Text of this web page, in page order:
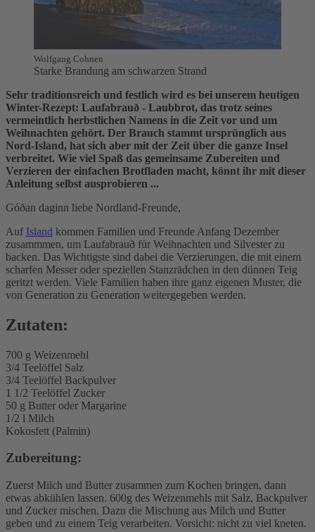
Wolfgang Cohnen
Starke Brandung am schwarzen Strand
Sehr traditionsreich und festlich wird es bei unserem heutigen
Winter-Rezept: Laufabrauð - Laubbrot, das trotz seines
vermeintlich herbstlichen Namens in die Zeit vor und um
Weihnachten gehört. Der Brauch stammt ursprünglich aus
Nord-Island, hat sich aber mit der Zeit über die ganze Insel
verbreitet. Wie viel Spaß das gemeinsame Zubereiten und
Verzieren der einfachen Brotfladen macht, könnt ihr mit dieser
Anleitung selbst ausprobieren ...
Góðan daginn liebe Nordland-Freunde,
Auf Island kommen Familien und Freunde Anfang Dezember
zusammmen, um Laufabrauð für Weihnachten und Silvester zu
backen. Das Wichtigste sind dabei die Verzierungen, die mit einem
scharfen Messer oder speziellen Stanzrädchen in den dünnen Teig
geritzt werden. Viele Familien haben ihre ganz eigenen Muster, die
von Generation zu Generation weitergegeben werden.
Zutaten:
700 g Weizenmehl
3/4 Teelöffel Salz
3/4 Teelöffel Backpulver
1 1/2 Teelöffel Zucker
50 g Butter oder Margarine
1/2 l Milch
Kokosfett (Palmin)
Zubereitung:
Zuerst Milch und Butter zusammen zum Kochen bringen, dann
etwas abkühlen lassen. 600g des Weizenmehls mit Salz, Backpulver
und Zucker mischen. Dazu die Mischung aus Milch und Butter
geben und zu einem Teig verarbeiten. Vorsicht: nicht zu viel kneten.